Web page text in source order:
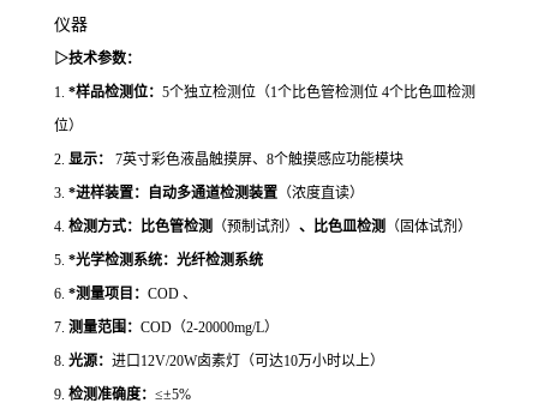
仪器
▷技术参数：
1. *样品检测位： 5个独立检测位（1个比色管检测位 4个比色皿检测
位）
2. 显示：
7英寸彩色液晶触摸屏、8个触摸感应功能模块
3. *进样装置：自动多通道检测装置 （浓度直读）
4. 检测方式：比色管检测 （预制试剂） 、比色皿检测 （固体试剂）
5. *光学检测系统：光纤检测系统
6. *测量项目： COD 、
7. 测量范围： COD（2-20000mg/L）
8. 光源： 进口 12V/20W卤素灯（可达10万小时以上）
9. 检测准确度： ≤±5%